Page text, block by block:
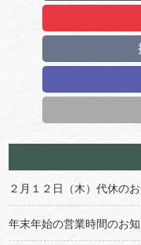
２月１２日（木）代休の
年末年始の営業時間のお